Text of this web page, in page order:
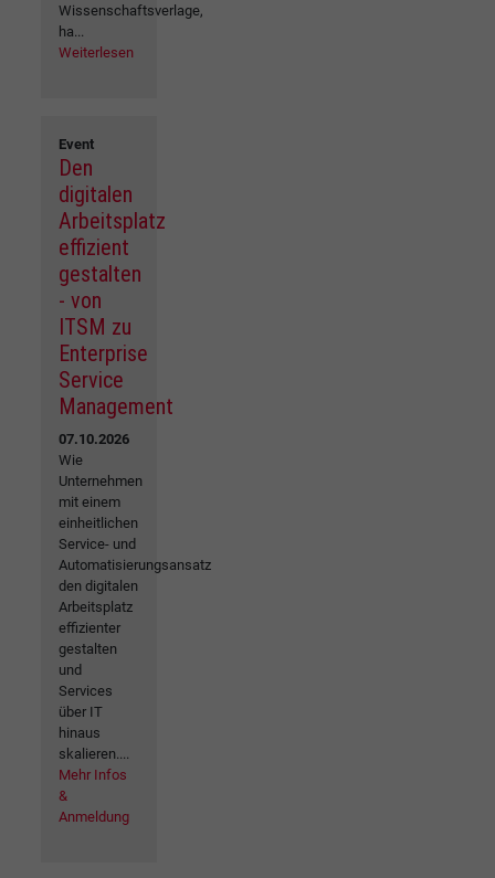
Wissenschaftsverlage,
ha...
Weiterlesen
Event
Den
digitalen
Arbeitsplatz
effizient
gestalten
- von
ITSM zu
Enterprise
Service
Management
07.10.2026
Wie
Unternehmen
mit einem
einheitlichen
Service- und
Automatisierungsansatz
den digitalen
Arbeitsplatz
effizienter
gestalten
und
Services
über IT
hinaus
skalieren....
Mehr Infos
&
Anmeldung